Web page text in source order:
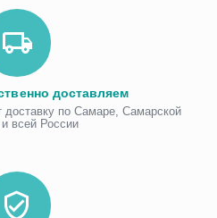
доставляем
доставку по Самаре, Самарской
всей России